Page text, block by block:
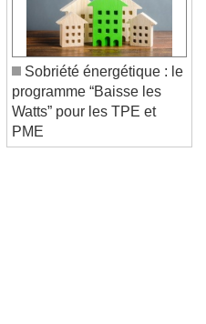
Sobriété énergétique : le
programme “Baisse les
Watts” pour les TPE et
PME